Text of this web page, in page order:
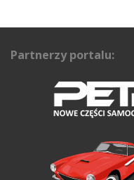
Partnerzy portalu: